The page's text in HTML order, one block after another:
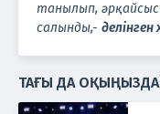
танылып,
салынды,-
ТАҒЫ ДА